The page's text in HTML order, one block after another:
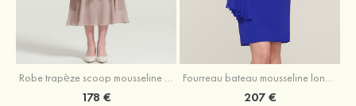
Robe trapèze scoop mousseline longueur mollet robe de mère de la mariée avec appliqué volants veste
178 €
Fourreau bateau mousseline longueur genou robe de mère de la mariée avec appliqué perle plissé veste
207 €